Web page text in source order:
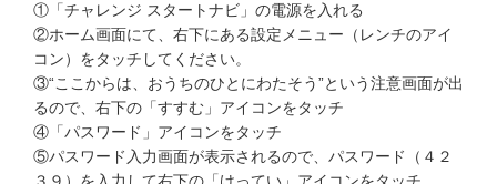
会員サイト(お子様用)はこちら
①「チャレンジ スタートナビ」の電源を入れる
②ホーム画面にて、右下にある設定メニュー（レンチのアイ
コン）をタッチしてください。
③“ここからは、おうちのひとにわたそう”という注意画面が出
るので、右下の「すすむ」アイコンをタッチ
④「パスワード」アイコンをタッチ
⑤パスワード入力画面が表示されるので、パスワード（４２